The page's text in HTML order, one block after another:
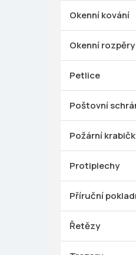
Okenní kování
Okenní rozpěry
Petlice
Poštovní
Požární
Protiplechy
Příruční
Řetězy